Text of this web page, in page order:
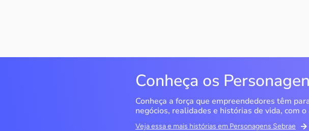
Conheça os
Conheça a força que empreendedores têm
negócios, realidades e histórias de vida, com o
Veja essa e mais histórias em Personagens Sebrae